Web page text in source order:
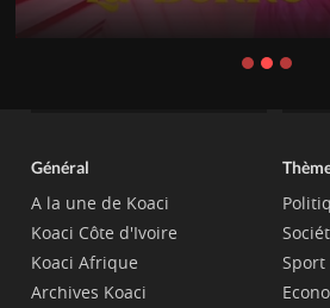
Général
A la une de Koaci
Koaci Côte d'Ivoire
Koaci Afrique
Archives Koaci
Sport